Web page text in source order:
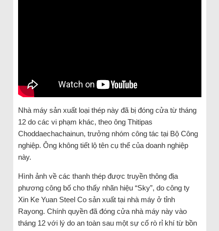
Nhà máy sản xuất loại thép này đã bị đóng cửa từ tháng
12 do các vi phạm khác, theo ông Thitipas
Choddaechachainun, trưởng nhóm công tác tại Bộ Công
nghiệp. Ông không tiết lộ tên cụ thể của doanh nghiệp
này.
Hình ảnh về các thanh thép được truyền thông địa
phương công bố cho thấy nhãn hiệu “Sky”, do công ty
Xin Ke Yuan Steel Co sản xuất tại nhà máy ở tỉnh
Rayong. Chính quyền đã đóng cửa nhà máy này vào
tháng 12 với lý do an toàn sau một sự cố rò rỉ khí từ bồn